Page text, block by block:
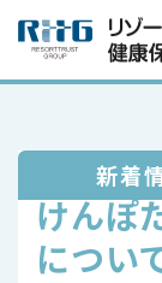
けんぽ
につい
新着